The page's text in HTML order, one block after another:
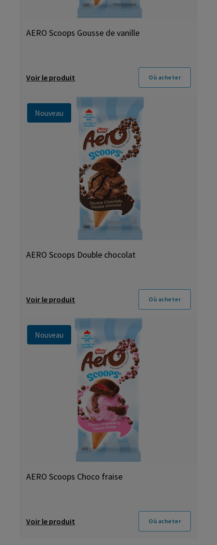
AERO Scoops Gousse de vanille
Voir le produit Où acheter
Nouveau
AERO Scoops Double chocolat
Voir le produit Où acheter
Nouveau
AERO Scoops Choco fraise
Voir le produit Où acheter